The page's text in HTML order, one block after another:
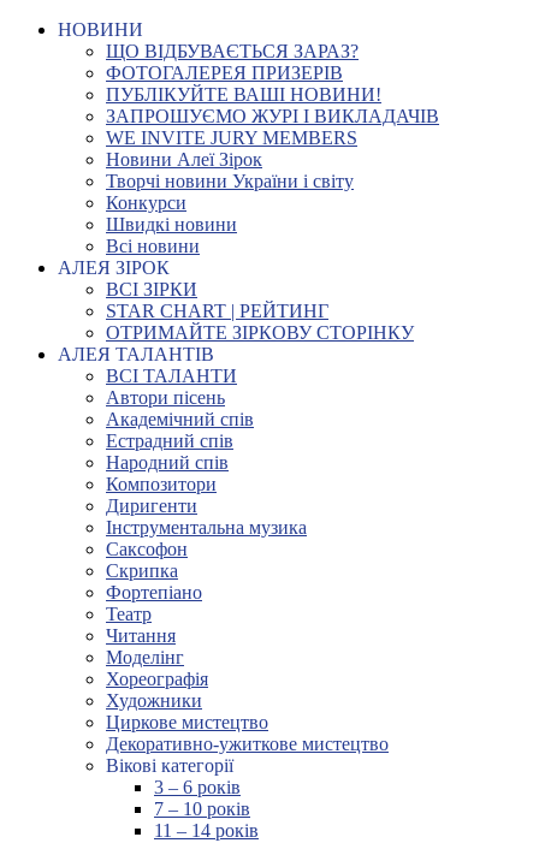
НОВИНИ
ЩО ВІДБУВАЄТЬСЯ ЗАРАЗ?
ФОТОГАЛЕРЕЯ ПРИЗЕРІВ
ПУБЛІКУЙТЕ ВАШІ НОВИНИ!
ЗАПРОШУЄМО ЖУРІ І ВИКЛАДАЧІВ
WE INVITE JURY MEMBERS
Новини Алеї Зірок
Творчі новини України і світу
Конкурси
Швидкі новини
Всі новини
АЛЕЯ ЗІРОК
ВСІ ЗІРКИ
STAR CHART | РЕЙТИНГ
ОТРИМАЙТЕ ЗІРКОВУ СТОРІНКУ
АЛЕЯ ТАЛАНТІВ
ВСІ ТАЛАНТИ
Автори пісень
Академічний спів
Естрадний спів
Народний спів
Композитори
Диригенти
Інструментальна музика
Саксофон
Скрипка
Фортепіано
Театр
Читання
Моделінг
Хореографія
Художники
Циркове мистецтво
Декоративно-ужиткове мистецтво
Вікові категорії
3 – 6 років
7 – 10 років
11 – 14 років